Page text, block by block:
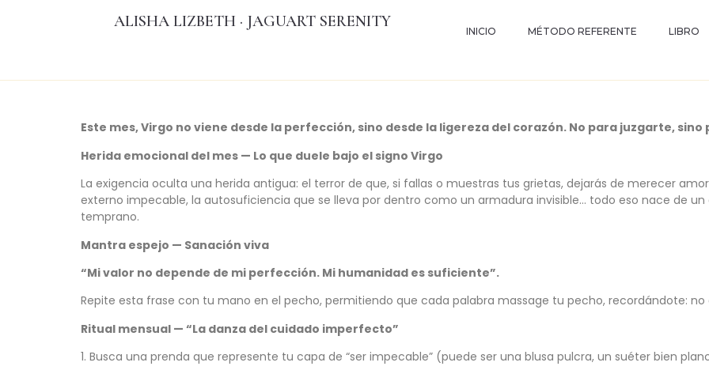
ALISHA LIZBETH · JAGUART SERENITY
INICIO MÉTODO REFERENTE LIBRO
Este mes, Virgo no viene desde la perfección, sino desde la ligereza del corazón. No para juzgarte,
Herida emocional del mes — Lo que duele bajo el signo Virgo
La exigencia oculta una herida antigua: el terror de que, si fallas o muestras tus grietas, dejarás de merecer
externo impecable, la autosuficiencia que se lleva por dentro como un armadura invisible… todo eso nace de
temprano.
Mantra espejo — Sanación viva
“Mi valor no depende de mi perfección. Mi humanidad es suficiente”.
Repite esta frase con tu mano en el pecho, permitiendo que cada palabra massage tu pecho, recordándote: no
Ritual mensual — “La danza del cuidado imperfecto”
1. Busca una prenda que represente tu capa de “ser impecable” (puede ser una blusa pulcra, un suéter bien